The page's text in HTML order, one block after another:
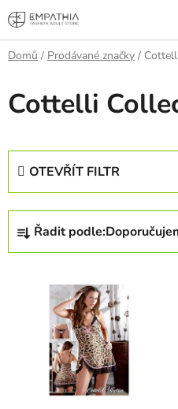
Přejít
na
obsah
Domů / Prodávané značky /
Cottelli
OTEVŘÍT FILTR
Ř
z
Řadit podle: